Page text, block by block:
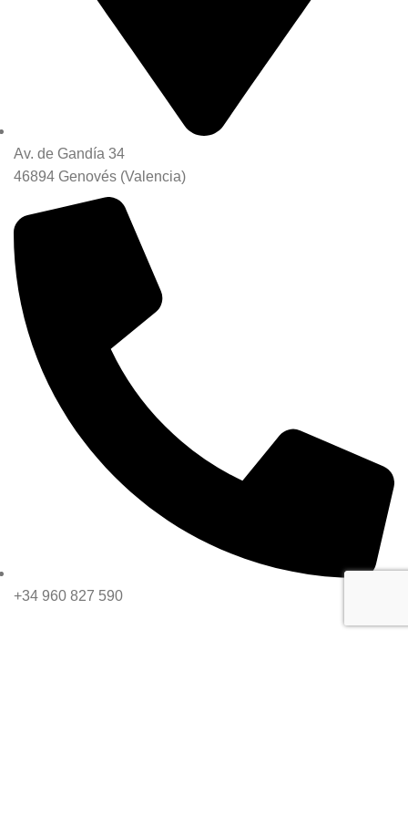
Av. de Gandía 34
46894 Genovés (Valencia)
+34 960 827 590